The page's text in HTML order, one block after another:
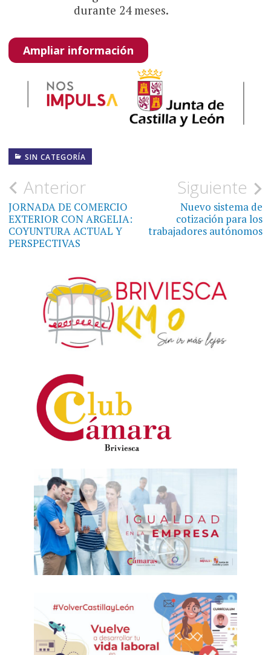
durante 24 meses.
Ampliar información
SIN CATEGORÍA
Navegación
de
entradas
Anterior
JORNADA DE COMERCIO
EXTERIOR CON ARGELIA:
COYUNTURA ACTUAL Y
PERSPECTIVAS
Siguiente
Nuevo sistema de
cotización para los
trabajadores autónomos